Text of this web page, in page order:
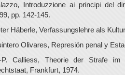
Introduzzione ai principi del
pp. 142-145.
Häberle, Verfassungslehre als
Olivares, Represión penal y
P. Calliess, Theorie der Strafe im
Frankfurt, 1974.